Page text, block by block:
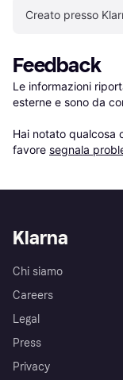
Creato presso
Feedback
Le informazioni
esterne e sono da
Hai notato qualcosa
favore segnala
Klarna
Chi siamo
Careers
Legal
Press
Privacy